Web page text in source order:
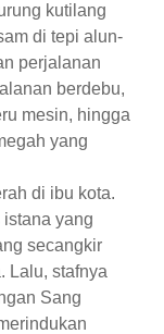
kutilang
di tepi alun-
perjalanan
berdebu,
mesin, hingga
yang
di ibu kota.
yang
secangkir
Lalu, stafnya
Sang